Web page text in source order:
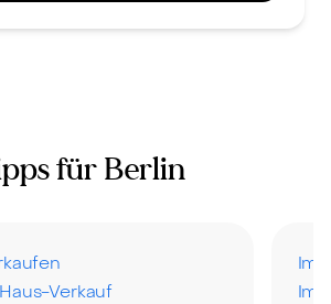
für Berlin
Verkauf